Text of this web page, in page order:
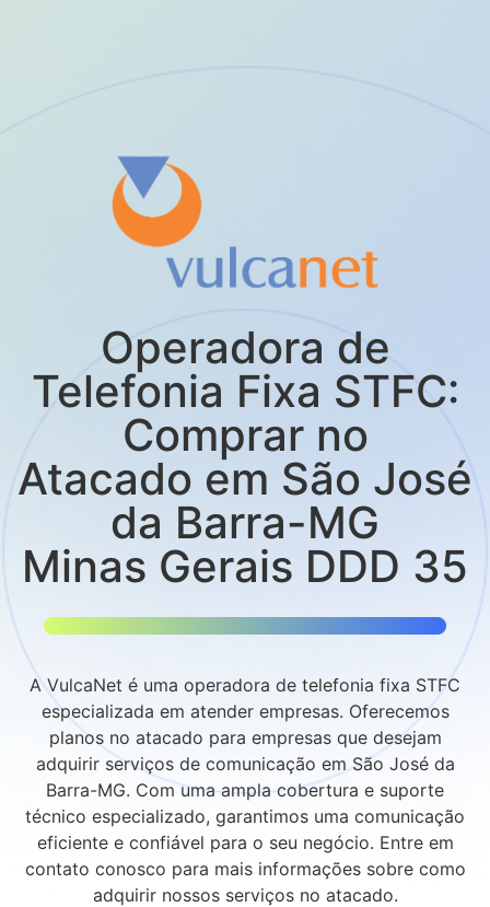
Operadora de
Telefonia Fixa STFC:
Comprar no
Atacado em São José
da Barra-MG
Minas Gerais DDD 35
A VulcaNet é uma operadora de telefonia fixa STFC
especializada em atender empresas. Oferecemos
planos no atacado para empresas que desejam
adquirir serviços de comunicação em São José da
Barra-MG. Com uma ampla cobertura e suporte
técnico especializado, garantimos uma comunicação
eficiente e confiável para o seu negócio. Entre em
contato conosco para mais informações sobre como
adquirir nossos serviços no atacado.